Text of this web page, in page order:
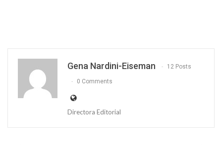
Gena Nardini-Eiseman 12 Posts
0 Comments
Directora Editorial